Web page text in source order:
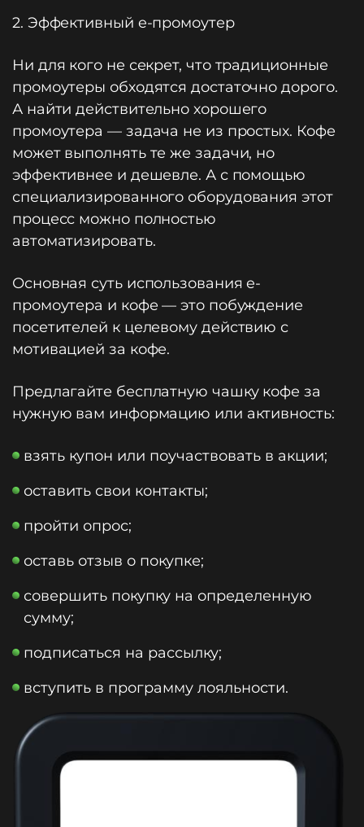
2. Эффективный e-промоутер
Ни для кого не секрет, что традиционные
промоутеры обходятся достаточно дорого.
А найти действительно хорошего
промоутера — задача не из простых. Кофе
может выполнять те же задачи, но
эффективнее и дешевле. А с помощью
специализированного оборудования этот
процесс можно полностью
автоматизировать.
Основная суть использования e-
промоутера и кофе — это побуждение
посетителей к целевому действию с
мотивацией за кофе.
Предлагайте бесплатную чашку кофе за
нужную вам информацию или активность:
взять купон или поучаствовать в акции;
оставить свои контакты;
пройти опрос;
оставь отзыв о покупке;
совершить покупку на определенную
сумму;
подписаться на рассылку;
вступить в программу лояльности.